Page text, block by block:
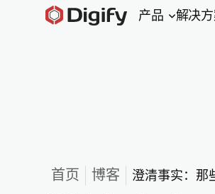
产品 解决
首页 博客 澄清事实：那